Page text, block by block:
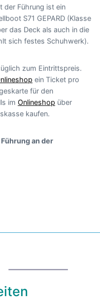
der Führung ist ein
S71 GEPARD (Klasse
das Deck als auch in die
sich festes Schuhwerk).
zum Eintrittspreis.
ein Ticket pro
für den
im Onlineshop über
kaufen.
an der